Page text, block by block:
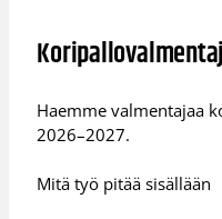
Haemme valmentajaa
2026–2027.
Mitä työ pitää sisällään